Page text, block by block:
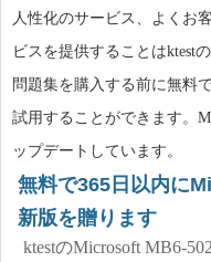
人性化のサービス、よくお
ビスを提供することはktest
問題集を購入する前に無料
試用することができます。
ップデートしています。
無料で365日以内に
新版を贈ります
ktestのMicrosoft MB6-